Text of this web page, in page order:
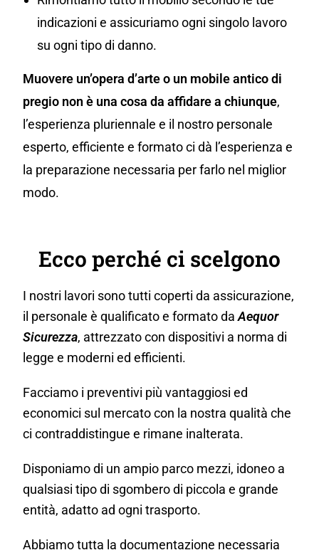
indicazioni e assicuriamo ogni singolo lavoro
su ogni tipo di danno.
Muovere un’opera d’arte o un mobile antico di
pregio non è una cosa da affidare a chiunque,
l’esperienza pluriennale e il nostro personale
esperto, efficiente e formato ci dà l’esperienza e
la preparazione necessaria per farlo nel miglior
modo.
Ecco perché ci scelgono
I nostri lavori sono tutti coperti da assicurazione,
il personale è qualificato e formato daAequor
Sicurezza, attrezzato con dispositivi a norma di
legge e moderni ed efficienti.
Facciamo i preventivi più vantaggiosi ed
economici sul mercato con la nostra qualità che
ci contraddistingue e rimane inalterata.
Disponiamo di un ampio parco mezzi, idoneo a
qualsiasi tipo di sgombero di piccola e grande
entità, adatto ad ogni trasporto.
Abbiamo tutta la documentazione necessaria